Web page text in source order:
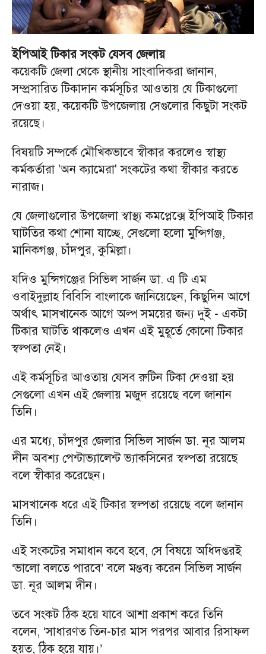
ইপিআই টিকার সংকট যেসব জেলায়
কয়েকটি জেলা থেকে স্থানীয় সাংবাদিকরা জানান,
সম্প্রসারিত টিকাদান কর্মসূচির আওতায় যে টিকাগুলো
দেওয়া হয়, কয়েকটি উপজেলায় সেগুলোর কিছুটা সংকট
রয়েছে।
বিষয়টি সম্পর্কে মৌখিকভাবে স্বীকার করলেও স্বাস্থ্য
কর্মকর্তারা 'অন ক্যামেরা' সংকটের কথা স্বীকার করতে
নারাজ।
যে জেলাগুলোর উপজেলা স্বাস্থ্য কমপ্লেক্সে ইপিআই টিকার
ঘাটতির কথা শোনা যাচ্ছে, সেগুলো হলো মুন্সিগঞ্জ,
মানিকগঞ্জ, চাঁদপুর, কুমিল্লা।
যদিও মুন্সিগঞ্জের সিভিল সার্জন ডা. এ টি এম
ওবাইদুল্লাহ বিবিসি বাংলাকে জানিয়েছেন, কিছুদিন আগে
অর্থাৎ মাসখানেক আগে অল্প সময়ের জন্য দুই - একটা
টিকার ঘাটতি থাকলেও এখন এই মুহূর্তে কোনো টিকার
স্বল্পতা নেই।
এই কর্মসূচির আওতায় যেসব রুটিন টিকা দেওয়া হয়
সেগুলো এখন এই জেলায় মজুদ রয়েছে বলে জানান
তিনি।
এর মধ্যে, চাঁদপুর জেলার সিভিল সার্জন ডা. নূর আলম
দীন অবশ্য পেন্টাভ্যালেন্ট ভ্যাকসিনের স্বল্পতা রয়েছে
বলে স্বীকার করেছেন।
মাসখানেক ধরে এই টিকার স্বল্পতা রয়েছে বলে জানান
তিনি।
এই সংকটের সমাধান কবে হবে, সে বিষয়ে অধিদপ্তরই
‘ভালো বলতে পারবে’ বলে মন্তব্য করেন সিভিল সার্জন
ডা. নূর আলম দীন।
তবে সংকট ঠিক হয়ে যাবে আশা প্রকাশ করে তিনি
বলেন, ‘সাধারণত তিন-চার মাস পরপর আবার রিসাফল
হয়ত, ঠিক হয়ে যায়।’